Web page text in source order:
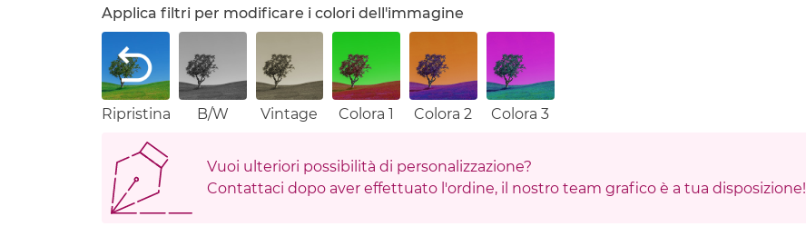
Applica filtri per modificare i colori dell'immagine
Ripristina B/W Vintage Colora 1 Colora 2 Colora 3
Vuoi ulteriori possibilità di personalizzazione?
Contattaci dopo aver effettuato l'ordine, il nostro team grafico è a tua disposizione!